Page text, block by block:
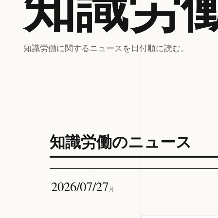
知識労働に関するニュースを日付順に読む。
知識労働のニュース
2026/07/27 月